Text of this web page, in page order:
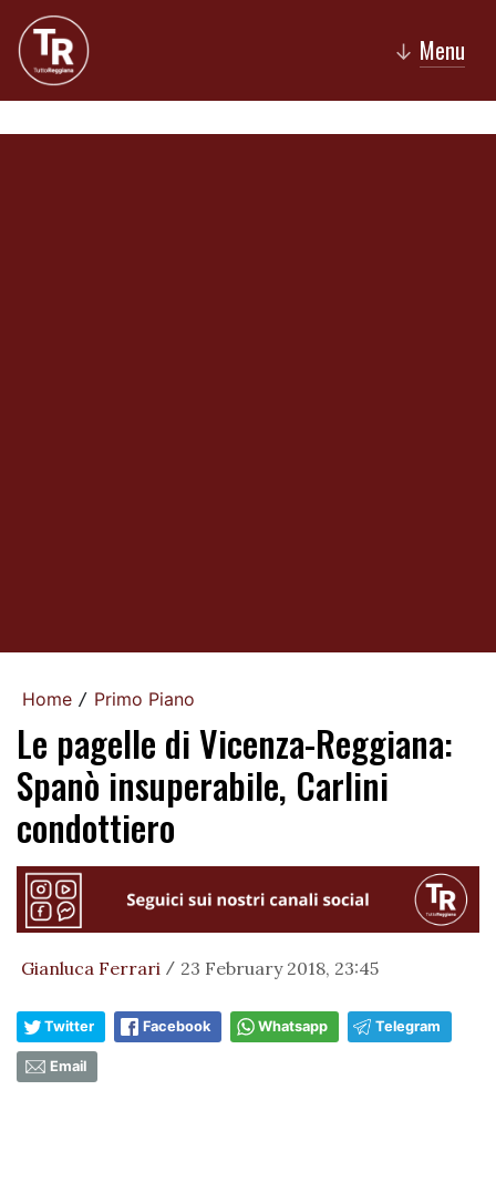
↓ Menu
Home / Primo Piano
Le pagelle di Vicenza-Reggiana:
Spanò insuperabile, Carlini
condottiero
Gianluca Ferrari / 23 February 2018, 23:45
Twitter Facebook Whatsapp Telegram
Email